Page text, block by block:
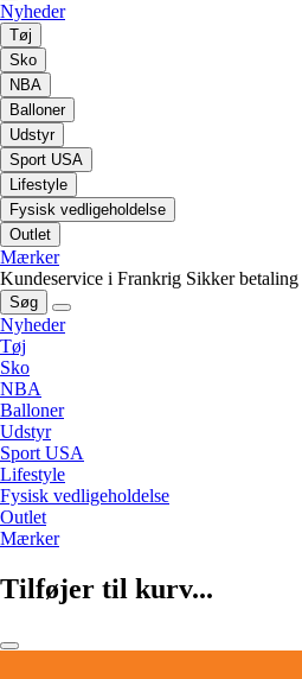
Nyheder
Tøj
Sko
NBA
Balloner
Udstyr
Sport USA
Lifestyle
Fysisk vedligeholdelse
Outlet
Mærker
Kundeservice i Frankrig Sikker betaling
Søg
Nyheder
Tøj
Sko
NBA
Balloner
Udstyr
Sport USA
Lifestyle
Fysisk vedligeholdelse
Outlet
Mærker
Tilføjer til kurv...